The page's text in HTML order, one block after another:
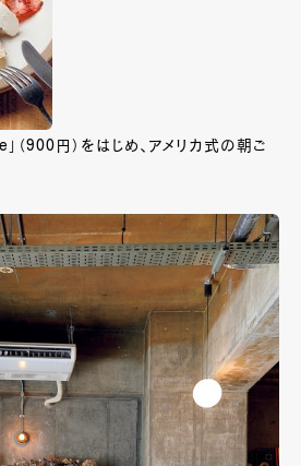
（900円）をはじめ、アメリカ式の朝ご